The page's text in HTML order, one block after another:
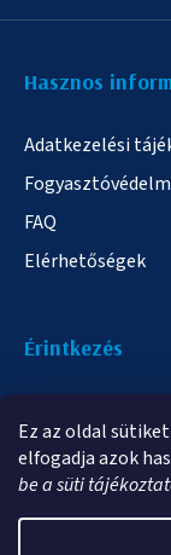
Ez az oldal
elfogadja azok
be a süti
Hasznos
Adatkezelési
FAQ
Elérhetőségek
Érintkezés